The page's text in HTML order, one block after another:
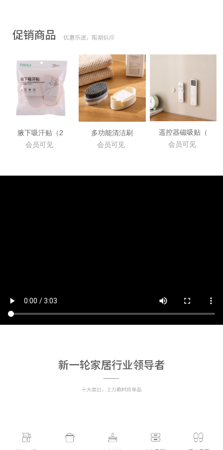
腋下吸汗贴（2
会员可见
多功能清洁刷
会员可见
遥控器磁吸贴（
会员可见